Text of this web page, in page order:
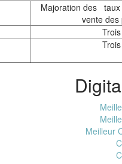
Majoration des taux
vente des
Meilleur